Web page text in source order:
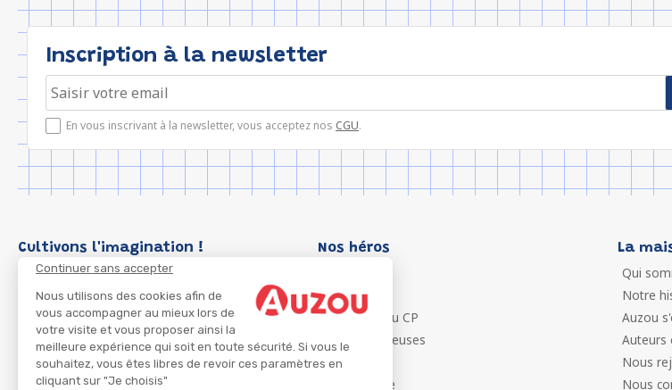
Continuer sans accepter
Nous utilisons des cookies afin de
vous accompagner au mieux lors de
votre visite et vous proposer ainsi la
meilleure expérience qui soit en toute sécurité. Si vous le
souhaitez, vous êtes libres de revoir ces paramètres en
cliquant sur "Je choisis"
Inscription à la newsletter
En vous inscrivant à la newsletter, vous acceptez nos CGU.
Cultivons l'imagination ! Nos héros
P'tit Loup
Les Héros du CP
Les Influenceuses
Migali
Petite Taupe
La
Qui
Notre
Auzou
Auteurs
Nous
Nous